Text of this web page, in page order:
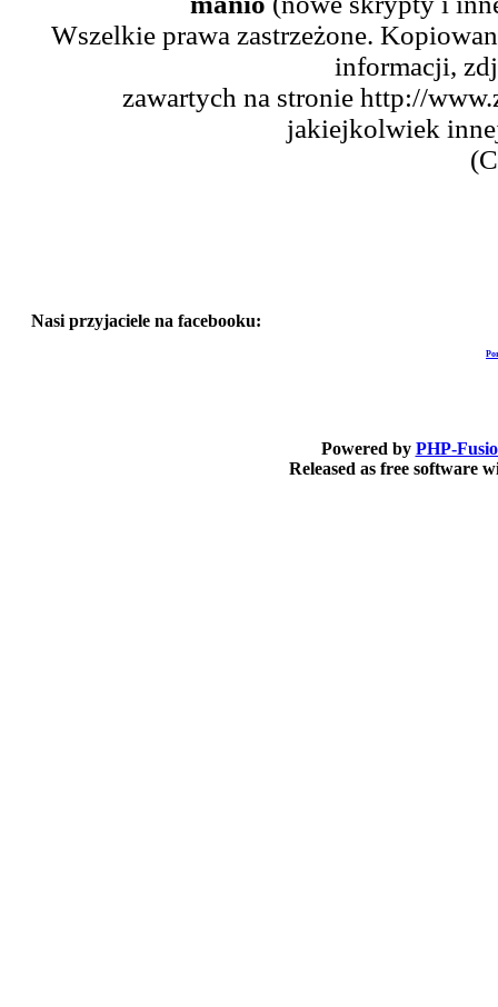
Wszelkie prawa zastrzeżone.
informacji,
zawartych na stronie http://
jakiejkolwiek
Nasi przyjaciele na facebooku:
Powered by PHP-
Released as free software